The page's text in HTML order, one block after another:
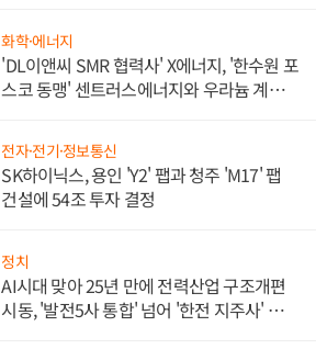
화학·에너지
'DL이앤씨 SMR 협력사' X에너지, '한수원 포
스코 동맹' 센트러스에너지와 우라늄 계약
전자·전기·정보통신
SK하이닉스, 용인 'Y2' 팹과 청주 'M17' 팹
건설에 54조 투자 결정
정치
AI시대 맞아 25년 만에 전력산업 구조개편
시동, '발전5사 통합' 넘어 '한전 지주사' 재편